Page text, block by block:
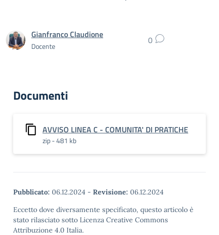
Gianfranco Claudione
Docente 0
Documenti
AVVISO LINEA C - COMUNITA' DI PRATICHE
zip - 481 kb
Pubblicato: 06.12.2024 - Revisione: 06.12.2024
Eccetto dove diversamente specificato, questo articolo è
stato rilasciato sotto Licenza Creative Commons
Attribuzione 4.0 Italia.